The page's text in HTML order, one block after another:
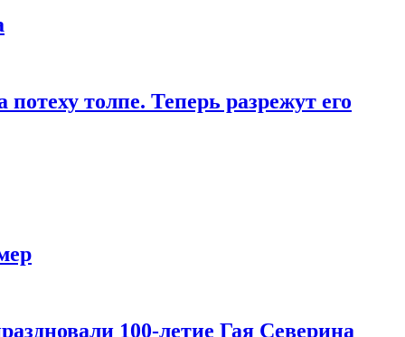
толпе. Теперь разрежут его
100-летие Гая Северина